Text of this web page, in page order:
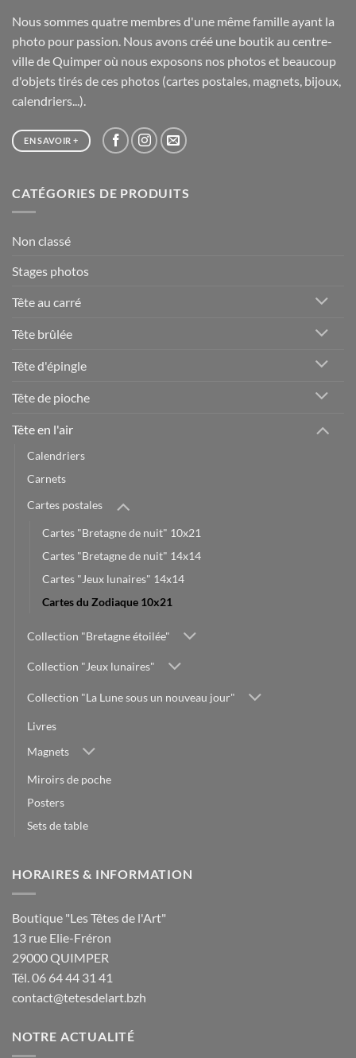
Nous sommes quatre membres d'une même famille ayant la
photo pour passion. Nous avons créé une boutik au centre-
ville de Quimper où nous exposons nos photos et beaucoup
d'objets tirés de ces photos (cartes postales, magnets, bijoux,
calendriers...).
EN SAVOIR +
CATÉGORIES DE PRODUITS
Non classé
Stages photos
Tête au carré
Tête brûlée
Tête d'épingle
Tête de pioche
Tête en l'air
Calendriers
Carnets
Cartes postales
Cartes "Bretagne de nuit" 10x21
Cartes "Bretagne de nuit" 14x14
Cartes "Jeux lunaires" 14x14
Cartes du Zodiaque 10x21
Collection "Bretagne étoilée"
Collection "Jeux lunaires"
Collection "La Lune sous un nouveau jour"
Livres
Magnets
Miroirs de poche
Posters
Sets de table
HORAIRES & INFORMATION
Boutique "Les Têtes de l'Art"
13 rue Elie-Fréron
29000 QUIMPER
Tél. 06 64 44 31 41
contact@tetesdelart.bzh
NOTRE ACTUALITÉ